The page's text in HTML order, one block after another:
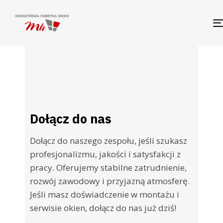
Dołącz do nas
Dołącz do naszego zespołu, jeśli szukasz
profesjonalizmu, jakości i satysfakcji z
pracy. Oferujemy stabilne zatrudnienie,
rozwój zawodowy i przyjazną atmosferę.
Jeśli masz doświadczenie w montażu i
serwisie okien, dołącz do nas już dziś!